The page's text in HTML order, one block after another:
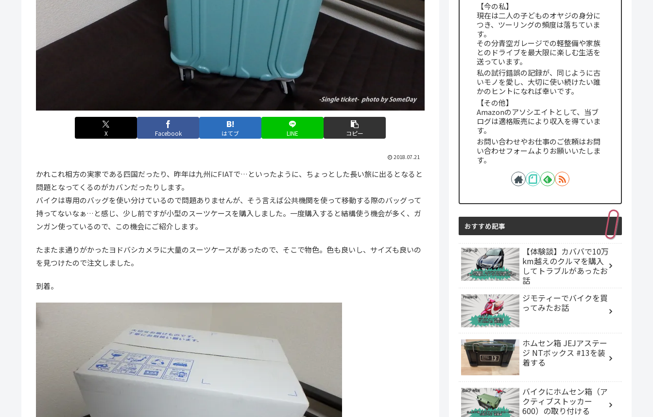
X Facebook はてブ LINE コピー
2018.07.21
かれこれ相方の実家である四国だったり、昨年は九州にFIATで…といったように、ちょっとした長い旅に出るとなると
問題となってくるのがカバンだったりします。
バイクは専用のバッグを使い分けているので問題ありませんが、そう言えば公共機関を使って移動する際のバッグって
持ってないなぁ…と感じ、少し前ですが小型のスーツケースを購入しました。一度購入すると結構使う機会が多く、ガ
ンガン使っているので、この機会にご紹介します。
たまたま通りがかったヨドバシカメラに大量のスーツケースがあったので、そこで物色。色も良いし、サイズも良いの
を見つけたので注文しました。
到着。
【今の私】
現在は二人の子どものオヤジの身分に
つき、ツーリングの頻度は落ちていま
す。
その分青空ガレージでの軽整備や家族
とのドライブを最大限に楽しむ生活を
送っています。
私の試行錯誤の記録が、同じように古
いモノを愛し、大切に使い続けたい誰
かのヒントになれば幸いです。
【その他】
Amazonのアソシエイトとして、当ブ
ログは適格販売により収入を得ていま
す。
お問い合わせやお仕事のご依頼はお問
い合わせフォームよりお願いいたしま
す。
おすすめ記事
【体験談】カババで10万
km越えのクルマを購入
してトラブルがあったお
話
ジモティーでバイクを買
ってみたお話
ホムセン箱 JEJアステー
ジ NTボックス #13を装
着する
バイクにホムセン箱（ア
クティブストッカー
600）の取り付ける